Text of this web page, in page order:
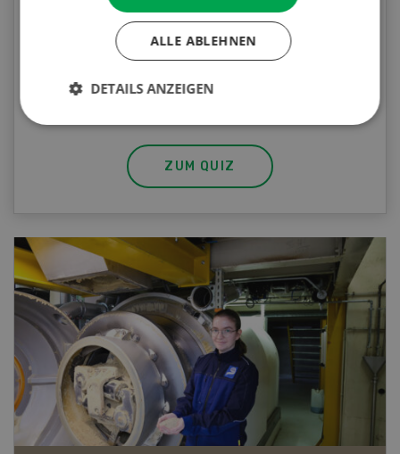
Testen Sie Ihr Wissen. Machen Sie mit am
Agrar-Quiz der UFA-Revue. Die Fragen
beziehen sich auf die Unkrautbekämpfung und
Maschinen zur mechanischen
ZUM QUIZ
ALLE ABLEHNEN
DETAILS ANZEIGEN